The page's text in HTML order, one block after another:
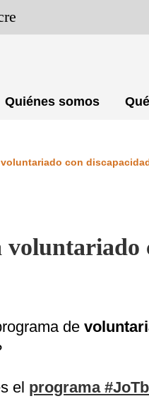
Quiénes somos
con
de
el programa